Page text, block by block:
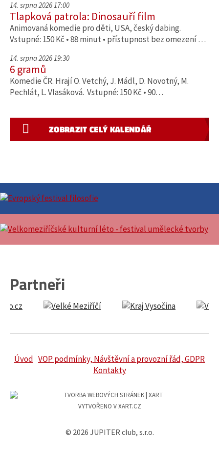
14. srpna 2026 17:00
Tlapková patrola: Dinosauří film
Animovaná komedie pro děti, USA, český dabing.
Vstupné: 150 Kč • 88 minut • přístupnost bez omezení …
14. srpna 2026 19:30
6 gramů
Komedie ČR. Hrají O. Vetchý, J. Mádl, D. Novotný, M.
Pechlát, L. Vlasáková. Vstupné: 150 Kč • 90…
ZOBRAZIT CELÝ KALENDÁŘ
Partneři
Úvod VOP podmínky, Návštěvní a provozní řád, GDPR
Kontakty
VYTVOŘENO V XART.CZ
© 2026 JUPITER club, s.r.o.